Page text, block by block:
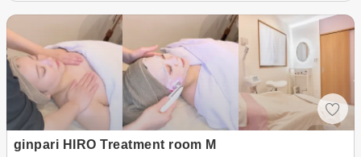
ginpari HIRO Treatment room M